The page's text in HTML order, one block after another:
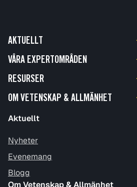
AKTUELLT
VÅRA EXPERTOMRÅDEN
RESURSER
OM VETENSKAP & ALLMÄNHET
Aktuellt
Nyheter
Evenemang
Blogg
Om Vetenskap & Allmänhet